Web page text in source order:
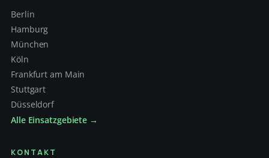
Berlin
Hamburg
München
Köln
Frankfurt am Main
Stuttgart
Düsseldorf
Alle Einsatzgebiete →
KONTAKT